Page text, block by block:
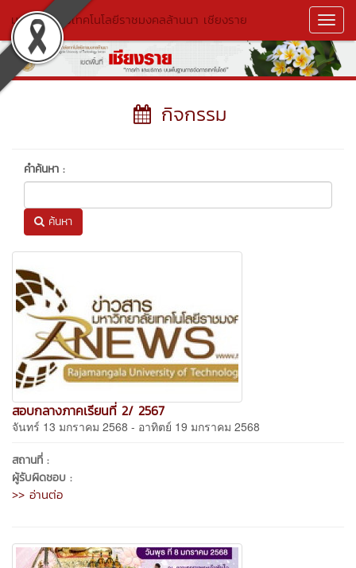
มหาวิทยาลัยเทคโนโลยีราชมงคลล้านนา เชียงราย
กิจกรรม
คำค้นหา :
ค้นหา
สอบกลางภาคเรียนที่ 2/ 2567
จันทร์ 13 มกราคม 2568 - อาทิตย์ 19 มกราคม 2568
สถานที่ :
ผู้รับผิดชอบ :
>> อ่านต่อ